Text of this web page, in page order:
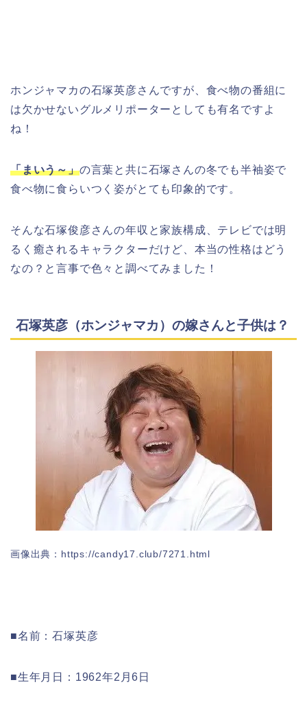
ホンジャマカの石塚英彦さんですが、食べ物の番組に
は欠かせないグルメリポーターとしても有名ですよ
ね！
「まいう～」の言葉と共に石塚さんの冬でも半袖姿で
食べ物に食らいつく姿がとても印象的です。
そんな石塚俊彦さんの年収と家族構成、テレビでは明
るく癒されるキャラクターだけど、本当の性格はどう
なの？と言事で色々と調べてみました！
石塚英彦（ホンジャマカ）の嫁さんと子供は？
画像出典：https://candy17.club/7271.html
■名前：石塚英彦
■生年月日：1962年2月6日